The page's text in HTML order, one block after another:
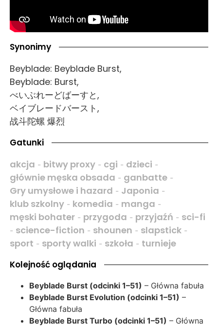
Synonimy
Beyblade: Beyblade Burst,
Beyblade: Burst,
べいぶれーどばーすと,
ベイブレードバースト,
战斗陀螺 爆烈
Gatunki
akcja - bitwy proxy - cgi - dzieci -
głównie męska obsada - ganbatte -
Gry umysłowe i hazard - Japonia -
klub szkolny - komedia - manga -
męski bohater - przygoda - przyjaźń - sci-fi
- science-fiction - shounen - slapstick -
sport - sporty walki - szkoła - turnieje
Kolejność oglądania
Beyblade Burst (odcinki 1–51) – Główna fabuła
Beyblade Burst Evolution (odcinki 1–51) –
Główna fabuła
Beyblade Burst Turbo (odcinki 1–51) – Główna